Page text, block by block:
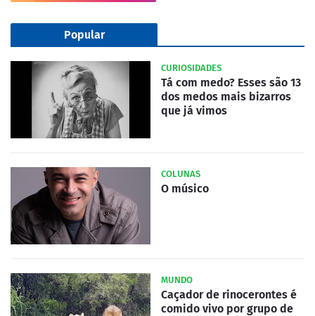
Popular
CURIOSIDADES
Tá com medo? Esses são 13
dos medos mais bizarros
que já vimos
COLUNAS
O músico
MUNDO
Caçador de rinocerontes é
comido vivo por grupo de